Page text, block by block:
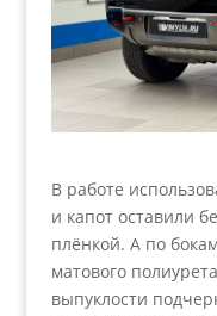
В работе
и капот оставили
плёнкой. А по
матового
выпуклости